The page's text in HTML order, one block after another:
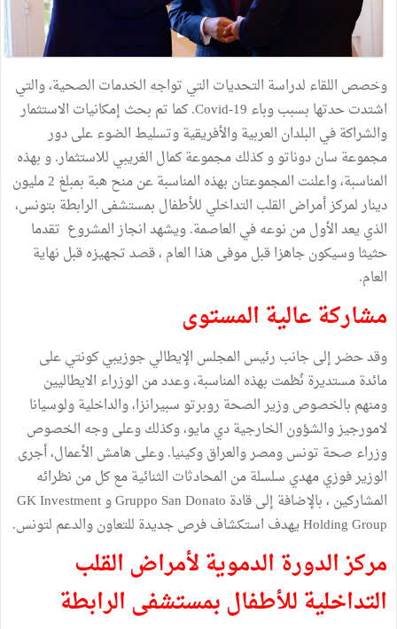
وخصص اللقاء لدراسة التحديات التي تواجه الخدمات الصحية، والتي
اشتدت حدتها بسبب وباء Covid-19. كما تم بحث إمكانيات الاستثمار
والشراكة في البلدان العربية والأفريقية وتسليط الضوء على دور
مجموعة سان دوناتو و كذلك مجموعة كمال الغريبي للاستثمار. و بهذه
المناسبة، واعلنت المجموعتان بهذه المناسبة عن منح هبة بمبلغ 2 مليون
دينار لمركز أمراض القلب التداخلي للأطفال بمستشفى الرابطة بتونس،
الذي يعد الأول من نوعه في العاصمة. ويشهد انجاز المشروع تقدما
حثيثا وسيكون جاهزا قبل موفى هذا العام ، قصد تجهيزه قبل نهاية
العام.
مشاركة عالية المستوى
وقد حضر إلى جانب رئيس المجلس الإيطالي جوزيبي كونتي على
مائدة مستديرة نُظمت بهذه المناسبة، وعدد من الوزراء الايطاليين
ومنهم بالخصوص وزير الصحة روبرتو سبيرانزا، والداخلية ولوسيانا
لامورجيز والشؤون الخارجية دي مايو، وكذلك وعلى وجه الخصوص
وزراء صحة تونس ومصر والعراق وكينيا. وعلى هامش الأعمال، أجرى
الوزير فوزي مهدي سلسلة من المحادثات الثنائية مع كل من نظرائه
المشاركين ، بالإضافة إلى قادة Gruppo San Donato و GK Investment
Holding Group يهدف استكشاف فرص جديدة للتعاون والدعم لتونس.
مركز الدورة الدموية لأمراض القلب
التداخلية للأطفال بمستشفى الرابطة